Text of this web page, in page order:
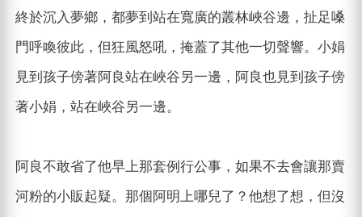
終於沉入夢鄉，都夢到站在寬廣的叢林峽谷邊，扯足嗓
門呼喚彼此，但狂風怒吼，掩蓋了其他一切聲響。小娟
見到孩子傍著阿良站在峽谷另一邊，阿良也見到孩子傍
著小娟，站在峽谷另一邊。
阿良不敢省了他早上那套例行公事，如果不去會讓那賣
河粉的小販起疑。那個阿明上哪兒了？他想了想，但沒